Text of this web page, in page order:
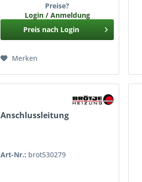
Preise?
Login / Anmeldung
Preis nach Login
Merken
Anschlussleitung
Art-Nr.: brot530279